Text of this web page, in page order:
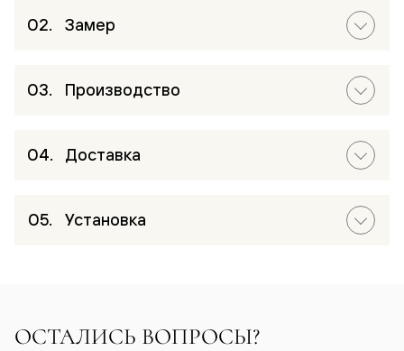
Замер
Производство
Доставка
Установка
ОСТАЛИСЬ ВОПРОСЫ?